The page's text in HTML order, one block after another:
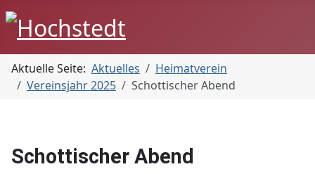
Aktuelle Seite: Aktuelles
Heimatverein
Vereinsjahr 2025
Schottischer Abend
Schottischer Abend